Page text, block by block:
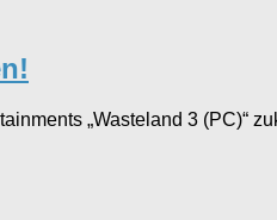
„Wasteland 3 (PC)“